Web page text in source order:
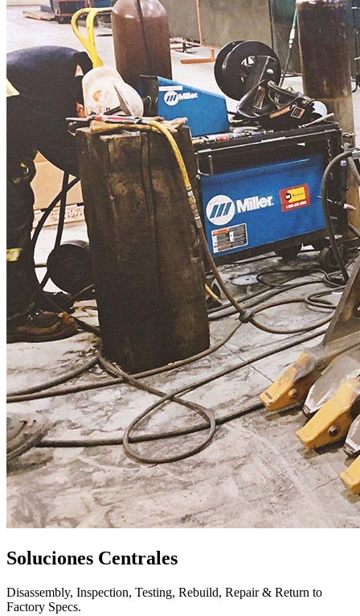
Soluciones Centrales
Disassembly, Inspection, Testing, Rebuild, Repair & Return to
Factory Specs.